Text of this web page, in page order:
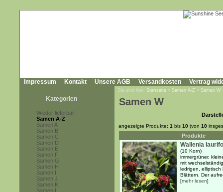
Impressum Kontakt Unsere AGB Versandkosten Vertrag
Kategorien
Wieder lieferbar!
Samen A-Z
Samen A
Samen B
Samen C
Samen D
Samen E
Samen F
Samen G
Samen H
Samen I
Samen J
Samen K
Samen L
Sie sind hier: Startseite » Samen A-Z » Samen W
Samen W
angezeigte Produkte: 1 bis 10 (von 10
Produkte
Wallenia
(10 Korn)
immergrüner,
mit
ledrigen, elliptisch
Blättern. Der
[mehr lesen]